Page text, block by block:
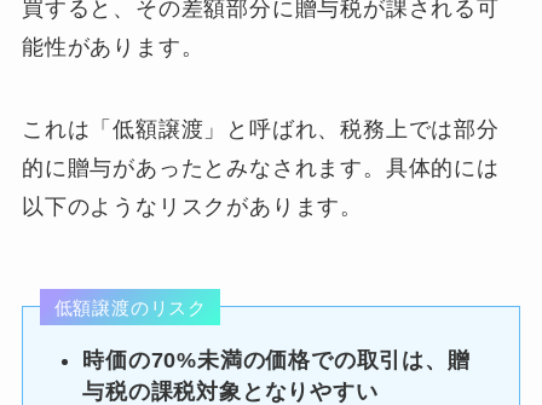
買すると、その差額部分に贈与税が課される可
能性があります。
これは「低額譲渡」と呼ばれ、税務上では部分
的に贈与があったとみなされます。具体的には
以下のようなリスクがあります。
低額譲渡のリスク
時価の70%未満の価格での取引は、贈
与税の課税対象となりやすい